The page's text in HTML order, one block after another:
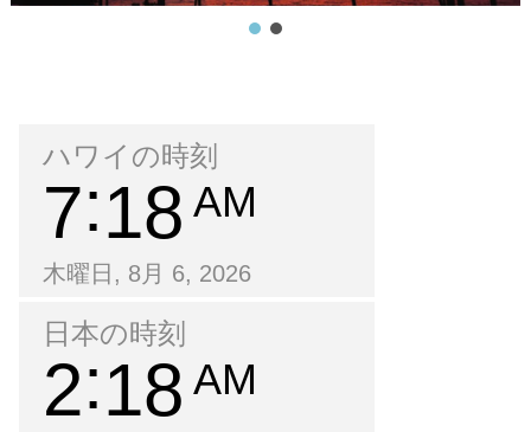
ハワイの時刻
7 18 AM
木曜日, 8月 6, 2026
日本の時刻
2 18 AM